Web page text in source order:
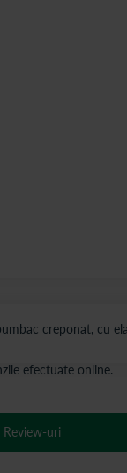
creponat, cu
efectuate online.
Review-uri